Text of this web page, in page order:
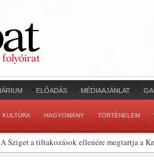
ELŐADÁS MÉDIAAJÁNLAT
KULTÚRA HAGYOMÁNY TÖRTÉNELEM
A Sziget a tiltakozások ellenére megtartja a